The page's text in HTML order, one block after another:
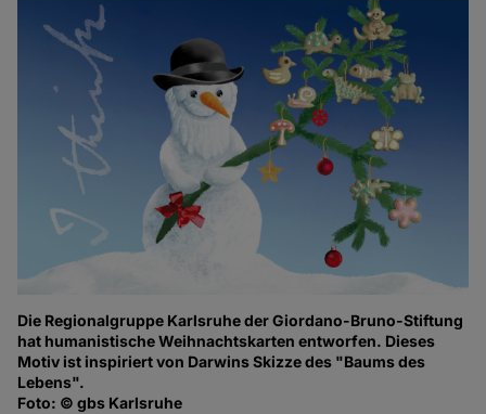
Die Regionalgruppe Karlsruhe der Giordano-Bruno-Stiftung
hat humanistische Weihnachtskarten entworfen. Dieses
Motiv ist inspiriert von Darwins Skizze des "Baums des
Lebens".
Foto: © gbs Karlsruhe